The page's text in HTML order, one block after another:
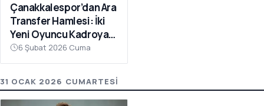
Çanakkalespor’dan Ara
Transfer Hamlesi: İki
Yeni Oyuncu Kadroya
Katıldı
6 Şubat 2026 Cuma
31 OCAK 2026 CUMARTESI